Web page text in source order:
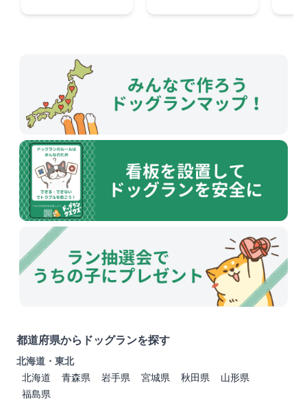
び方
都道府県からドッグランを探す
北海道・東北
北海道
青森県 岩手県 宮城県 秋田県
山形県
福島県